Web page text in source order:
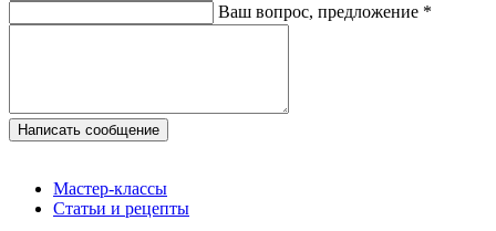
Ваш вопрос, предложение *
Написать сообщение
Мастер-классы
Статьи и рецепты